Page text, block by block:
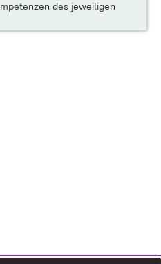
des jeweiligen